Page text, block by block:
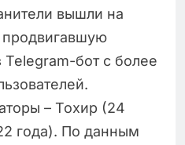
вышли на
продвигавшую
Telegram-бот с более
– Тохир (24
года). По данным